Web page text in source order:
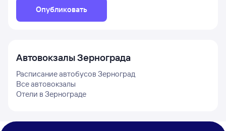
Опубликовать
АвтовокзалыЗернограда
Расписание автобусов Зерноград
Все автовокзалы
Отели в Зернограде